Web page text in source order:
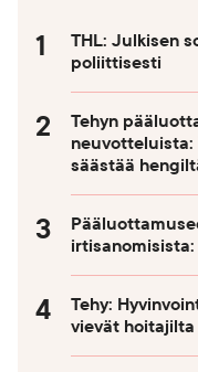
THL: Julkisen
poliittisesti
Tehyn
neuvotteluista:
säästää
Tehy:
vievät